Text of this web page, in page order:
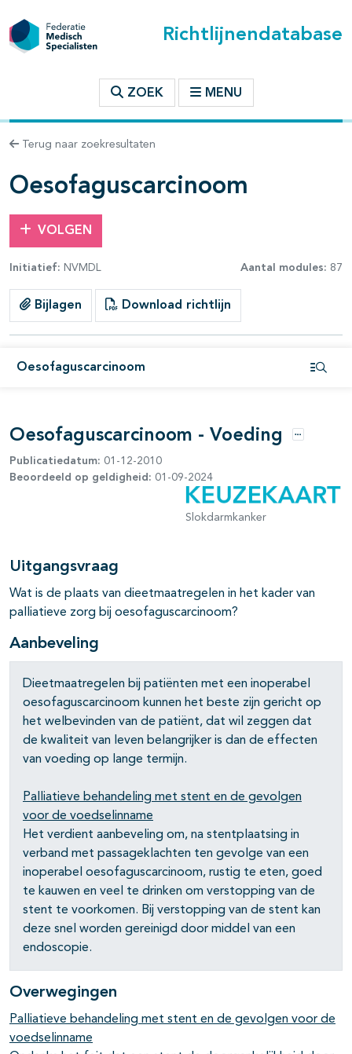
Richtlijnendatabase
ZOEK MENU
Terug naar zoekresultaten
Oesofaguscarcinoom
VOLGEN
Initiatief: NVMDL Aantal modules: 87
Bijlagen Download richtlijn
Oesofaguscarcinoom
binnen deze richtlijn
open- en dichtklappen
open- en dichtklappen
open- en dichtklappen
open- en dichtklappen
open- en dichtklappen
Oesofaguscarcinoom - Voeding Opties
Publicatiedatum: 01-12-2010
Beoordeeld op geldigheid: 01-09-2024
Slokdarmkanker
Uitgangsvraag
Wat is de plaats van dieetmaatregelen in het kader van
palliatieve zorg bij oesofaguscarcinoom?
Aanbeveling
Dieetmaatregelen bij patiënten met een inoperabel
oesofaguscarcinoom kunnen het beste zijn gericht op
het welbevinden van de patiënt, dat wil zeggen dat
de kwaliteit van leven belangrijker is dan de effecten
van voeding op lange termijn.
Palliatieve behandeling met stent en de gevolgen
voor de voedselinname
Het verdient aanbeveling om, na stentplaatsing in
verband met passageklachten ten gevolge van een
inoperabel oesofaguscarcinoom, rustig te eten, goed
te kauwen en veel te drinken om verstopping van de
stent te voorkomen. Bij verstopping van de stent kan
deze snel worden gereinigd door middel van een
endoscopie.
Overwegingen
Palliatieve behandeling met stent en de gevolgen voor de
voedselinname